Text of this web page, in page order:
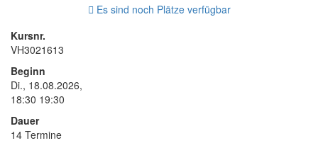
Es sind noch Plätze verfügbar
Kursnr.
VH3021613
Beginn
Di., 18.08.2026,
18:30 19:30
Dauer
14 Termine